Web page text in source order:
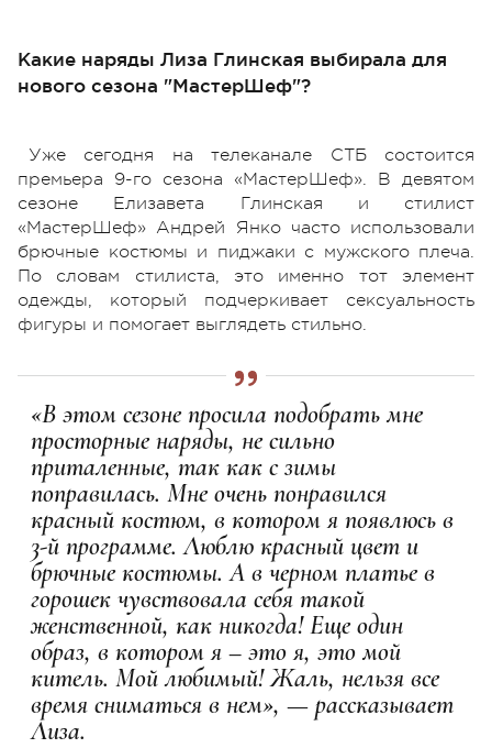
Какие наряды Лиза Глинская выбирала для
нового сезона "МастерШеф"?
Уже сегодня на телеканале СТБ состоится
премьера 9-го сезона «МастерШеф». В девятом
сезоне Елизавета Глинская и стилист
«МастерШеф» Андрей Янко часто использовали
брючные костюмы и пиджаки с мужского плеча.
По словам стилиста, это именно тот элемент
одежды, который подчеркивает сексуальность
фигуры и помогает выглядеть стильно.
«В этом сезоне просила подобрать мне
просторные наряды, не сильно
приталенные, так как с зимы
поправилась. Мне очень понравился
красный костюм, в котором я появлюсь в
3-й программе. Люблю красный цвет и
брючные костюмы. А в черном платье в
горошек чувствовала себя такой
женственной, как никогда! Еще один
образ, в котором я – это я, это мой
китель. Мой любимый! Жаль, нельзя все
время сниматься в нем», — рассказывает
Лиза.